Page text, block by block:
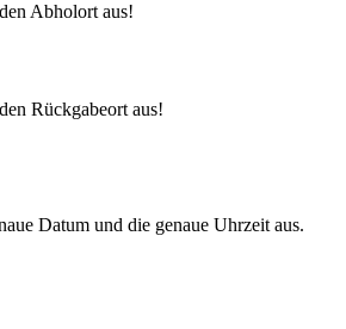
Abholort aus!
Rückgabeort aus!
Datum und die genaue Uhrzeit aus.